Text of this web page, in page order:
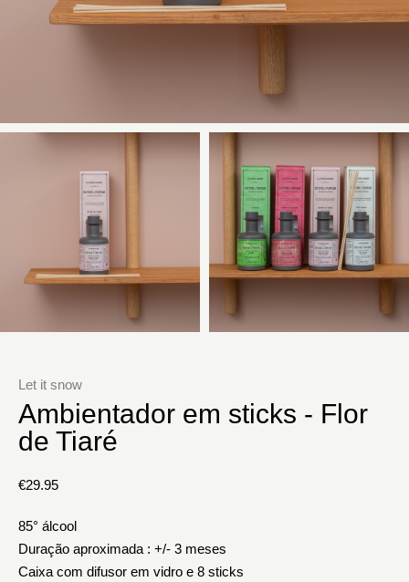
Let it snow
Ambientador em sticks - Flor
de Tiaré
€29.95
85° álcool
Duração aproximada : +/- 3 meses
Caixa com difusor em vidro e 8 sticks